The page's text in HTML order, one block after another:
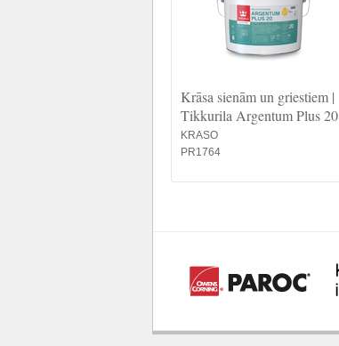
Krāsa sienām un griestiem |
Tikkurila Argentum Plus 20
KRASO
PR1764